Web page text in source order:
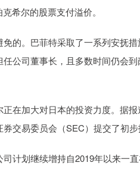
希尔的股票支付溢价。
的。巴菲特采取了一系列安抚措
公司董事长，且多数时间仍会
在加大对日本的投资力度。据
交易委员会（SEC）提交了初步
计划继续增持自2019年以来一